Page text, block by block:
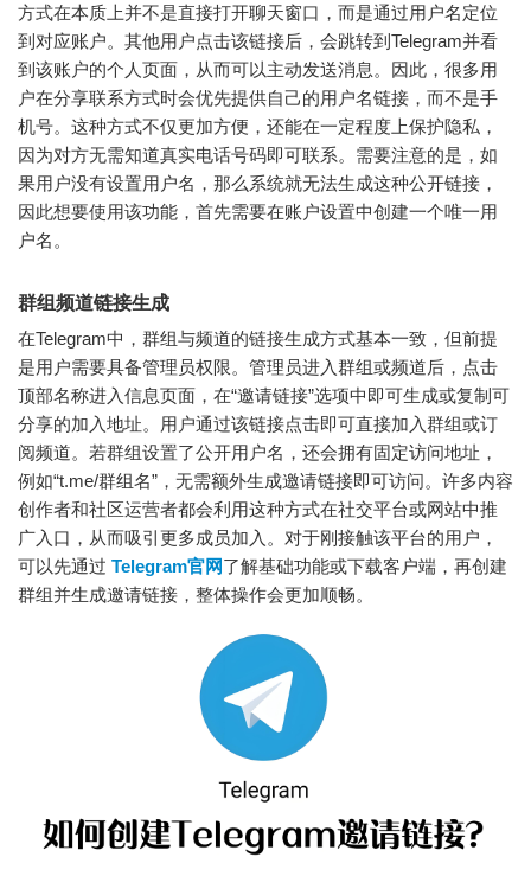
方式在本质上并不是直接打开聊天窗口，而是通过用户名定位
到对应账户。其他用户点击该链接后，会跳转到Telegram并看
到该账户的个人页面，从而可以主动发送消息。因此，很多用
户在分享联系方式时会优先提供自己的用户名链接，而不是手
机号。这种方式不仅更加方便，还能在一定程度上保护隐私，
因为对方无需知道真实电话号码即可联系。需要注意的是，如
果用户没有设置用户名，那么系统就无法生成这种公开链接，
因此想要使用该功能，首先需要在账户设置中创建一个唯一用
户名。
群组频道链接生成
在Telegram中，群组与频道的链接生成方式基本一致，但前提
是用户需要具备管理员权限。管理员进入群组或频道后，点击
顶部名称进入信息页面，在“邀请链接”选项中即可生成或复制可
分享的加入地址。用户通过该链接点击即可直接加入群组或订
阅频道。若群组设置了公开用户名，还会拥有固定访问地址，
例如“t.me/群组名”，无需额外生成邀请链接即可访问。许多内容
创作者和社区运营者都会利用这种方式在社交平台或网站中推
广入口，从而吸引更多成员加入。对于刚接触该平台的用户，
可以先通过 Telegram官网了解基础功能或下载客户端，再创建
群组并生成邀请链接，整体操作会更加顺畅。